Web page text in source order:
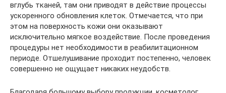
вглубь тканей, там они приводят в действие процессы
ускоренного обновления клеток. Отмечается, что при
этом на поверхность кожи они оказывают
исключительно мягкое воздействие. После проведения
процедуры нет необходимости в реабилитационном
периоде. Отшелушивание проходит постепенно, человек
совершенно не ощущает никаких неудобств.